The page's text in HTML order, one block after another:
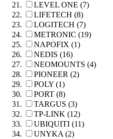
LEVEL ONE (7)
LIFETECH (8)
LOGITECH (7)
METRONIC (19)
NAPOFIX (1)
NEDIS (16)
NEOMOUNTS (4)
PIONEER (2)
POLY (1)
PORT (8)
TARGUS (3)
TP-LINK (12)
UBIQUITI (11)
UNYKA (2)